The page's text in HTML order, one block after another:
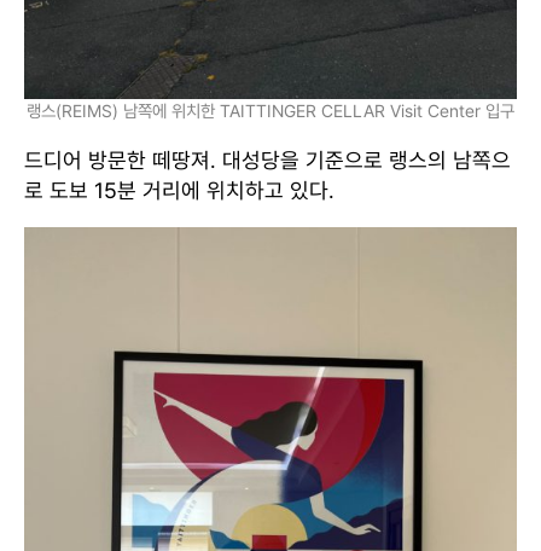
랭스(REIMS) 남쪽에 위치한 TAITTINGER CELLAR Visit Center 입구
드디어 방문한 떼땅져. 대성당을 기준으로 랭스의 남쪽으
로 도보 15분 거리에 위치하고 있다.